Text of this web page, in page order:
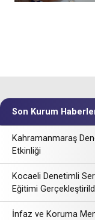
Son Kurum
Kahramanmaraş
Etkinliği
Kocaeli Denetimli
Eğitimi
İnfaz ve Koruma